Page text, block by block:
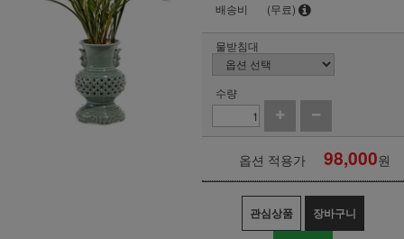
배송비
(무료)
물받침대
수량
옵션 적용가 98,000원
관심상품 장바구니